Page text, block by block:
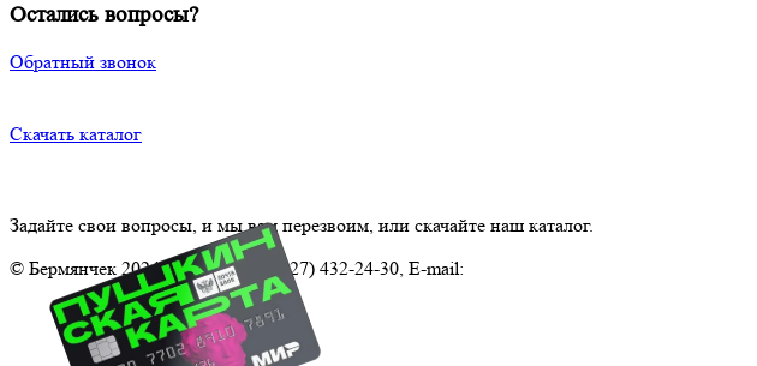
Остались вопросы?
Обратный звонок
Скачать каталог
Задайте свои вопросы, и мы вам перезвоим, или скачайте наш каталог.
© Бермянчек 2024 Телефон.: +7 (927) 432-24-30, E-mail:
Политика конфиденциальности
Политика обработки персональных данных
Использование файлов cookie